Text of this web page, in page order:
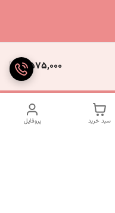
4,575,000
پروفایل سبد خرید